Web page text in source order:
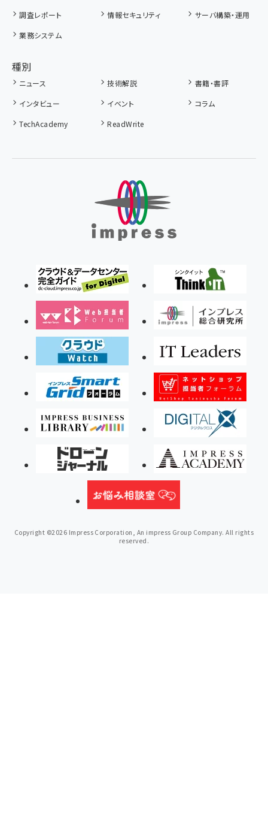
調査レポート
情報セキュリティ
サーバ構築・運用
業務システム
種別
ニュース 技術解説
書籍・書評
インタビュー
イベント
コラム
TechAcademy
ReadWrite
Copyright ©2026 Impress Corporation, An impress Group Company. All rights
reserved.